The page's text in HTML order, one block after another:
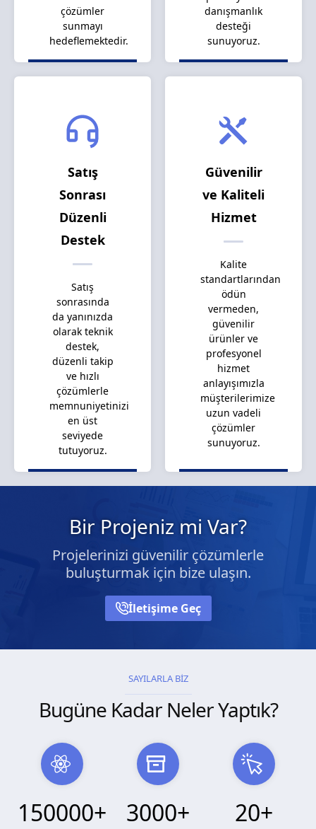
çözümler
sunmayı
hedeflemektedir.
danışmanlık
desteği
sunuyoruz.
Satış
Sonrası
Düzenli
Destek
Satış
sonrasında
da yanınızda
olarak teknik
destek,
düzenli takip
ve hızlı
çözümlerle
memnuniyetinizi
en üst
seviyede
tutuyoruz.
Güvenilir
ve Kaliteli
Hizmet
Kalite
standartlarından
ödün
vermeden,
güvenilir
ürünler ve
profesyonel
hizmet
anlayışımızla
müşterilerimize
uzun vadeli
çözümler
sunuyoruz.
Bir Projeniz mi Var?
Projelerinizi güvenilir çözümlerle
buluşturmak için bize ulaşın.
İletişime Geç
SAYILARLA BİZ
Bugüne Kadar Neler Yaptık?
150000+ 3000+ 20+